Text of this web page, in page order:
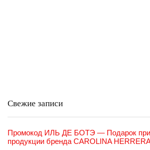
Свежие записи
Промокод ИЛЬ ДЕ БОТЭ — Подарок при
продукции бренда CAROLINA